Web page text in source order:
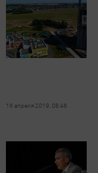
16 апреля 2019, 08:46